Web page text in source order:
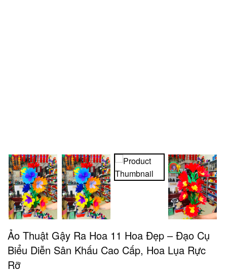
Ảo Thuật Gậy Ra Hoa 11 Hoa Đẹp – Đạo Cụ
Biểu Diễn Sân Khấu Cao Cấp, Hoa Lụa Rực
Rỡ